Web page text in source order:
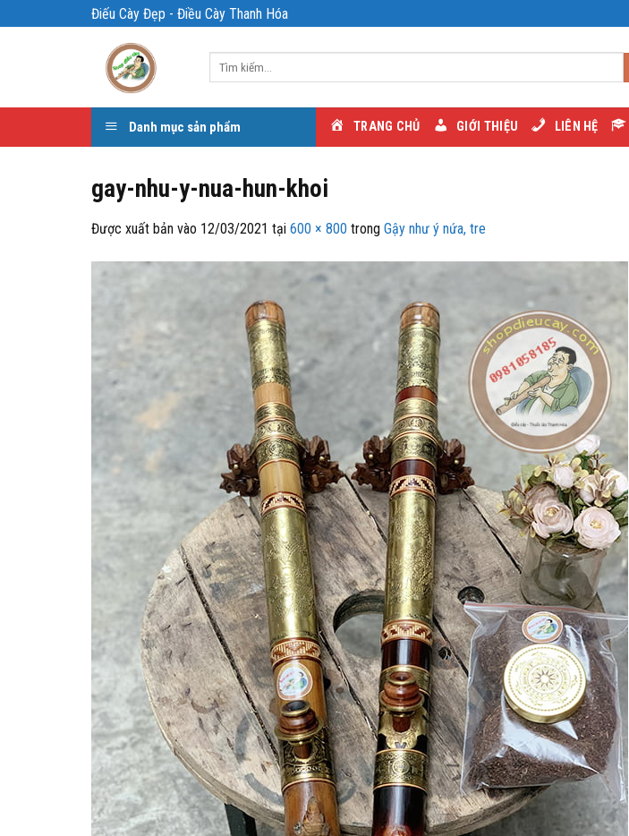
qua
Điếu Cày Đẹp - Điều Cày Thanh Hóa
Danh mục sản phẩm TRANG CHỦ GIỚI THIỆU LIÊN HỆ
gay-nhu-y-nua-hun-khoi
Được xuất bản vào 12/03/2021 tại 600 × 800 trong Gậy như ý nứa, tre